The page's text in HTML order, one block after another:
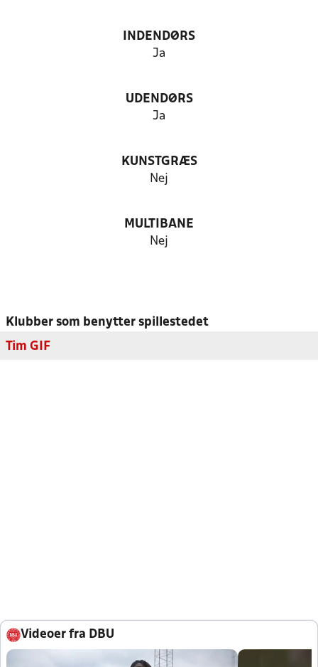
INDENDØRS
Ja
UDENDØRS
Ja
KUNSTGRÆS
Nej
MULTIBANE
Nej
Klubber som benytter spillestedet
Tim GIF
Videoer fra DBU